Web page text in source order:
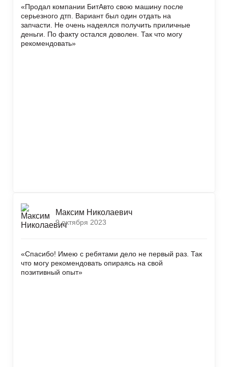
«Продал компании БитАвто свою машину после
серьезного дтп. Вариант был один отдать на
запчасти. Не очень надеялся получить приличные
деньги. По факту остался доволен. Так что могу
рекомендовать»
Максим Николаевич
9 октября 2023
«Спасибо! Имею с ребятами дело не первый раз. Так
что могу рекомендовать опираясь на свой
позитивный опыт»